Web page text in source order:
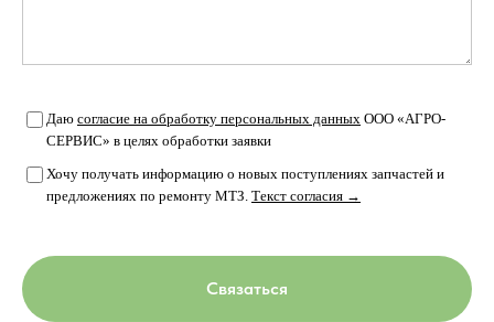
Даю согласие на обработку персональных данных ООО «АГРО-
СЕРВИС» в целях обработки заявки
Хочу получать информацию о новых поступлениях запчастей и
предложениях по ремонту МТЗ. Текст согласия →
Связаться